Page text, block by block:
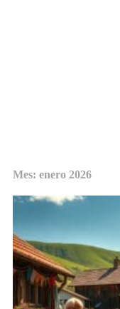
Mes: enero 2026